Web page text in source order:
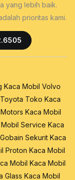
yang lebih baik.
prioritas kami.
Kaca Mobil Volvo
Toko Kaca
Kaca Mobil
Service Kaca
Sekurit Kaca
Proton Kaca Mobil
Mobil Kaca Mobil
Glass Kaca Mobil